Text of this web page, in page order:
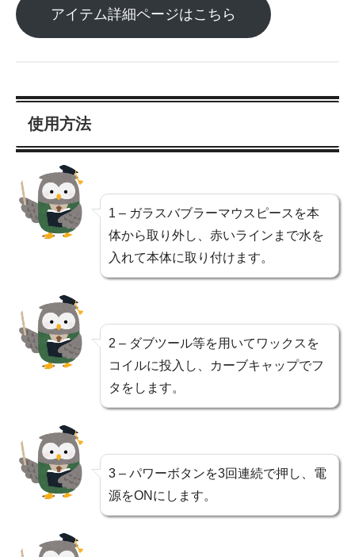
アイテム詳細ページはこちら
使用方法
1 – ガラスバブラーマウスピースを本
体から取り外し、赤いラインまで水を
入れて本体に取り付けます。
2 – ダブツール等を用いてワックスを
コイルに投入し、カーブキャップでフ
タをします。
3 – パワーボタンを3回連続で押し、電
源をONにします。